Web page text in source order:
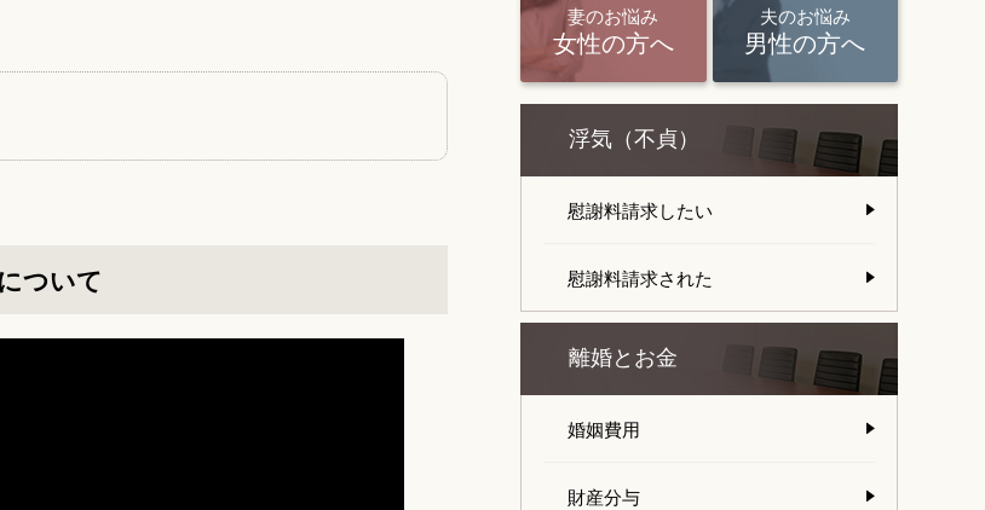
ついて
妻のお悩み
女性の方へ
夫のお悩み
男性の方へ
浮気（不貞）
慰謝料請求したい
慰謝料請求された
離婚とお金
婚姻費用
財産分与